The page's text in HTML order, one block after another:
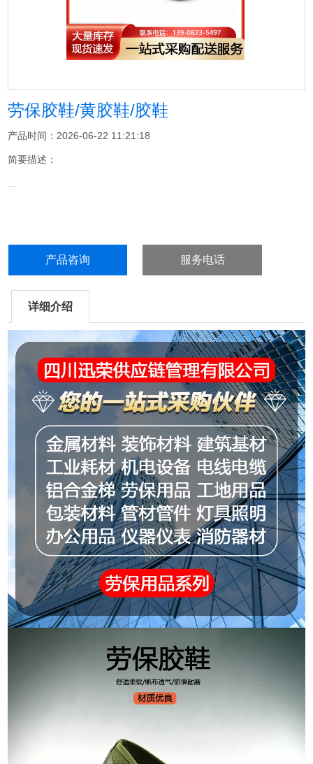
劳保胶鞋/黄胶鞋/胶鞋
产品时间：2026-06-22 11:21:18
简要描述：
...
产品咨询 服务电话
详细介绍